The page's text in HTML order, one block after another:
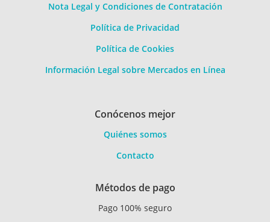
Nota Legal y Condiciones de Contratación
Política de Privacidad
Política de Cookies
Información Legal sobre Mercados en Línea
Conócenos mejor
Quiénes somos
Contacto
Métodos de pago
Pago 100% seguro